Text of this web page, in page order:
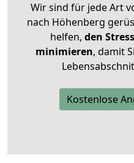
Wir sind für jede Art
nach Höhenberg
helfen, den
minimieren, damit
Kostenlose